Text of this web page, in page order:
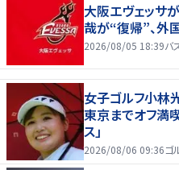
大阪エヴェッサ
哉が“復帰”、外
2026/08/05 18:39バ
女子ゴルフ小林
東京までオフ満
ス」
2026/08/06 09:36ゴ